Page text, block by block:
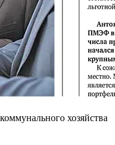
хозяйства